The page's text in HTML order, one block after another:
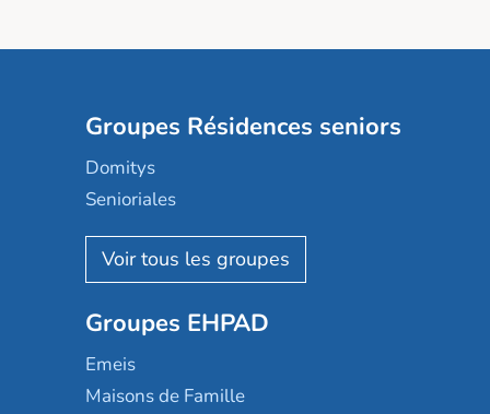
Groupes Résidences seniors
Domitys
Senioriales
Nohée
Les Résidentiels
Mobicap
Domusvi
Happy Senior
Groupes EHPAD
Emeis
Maisons de Famille